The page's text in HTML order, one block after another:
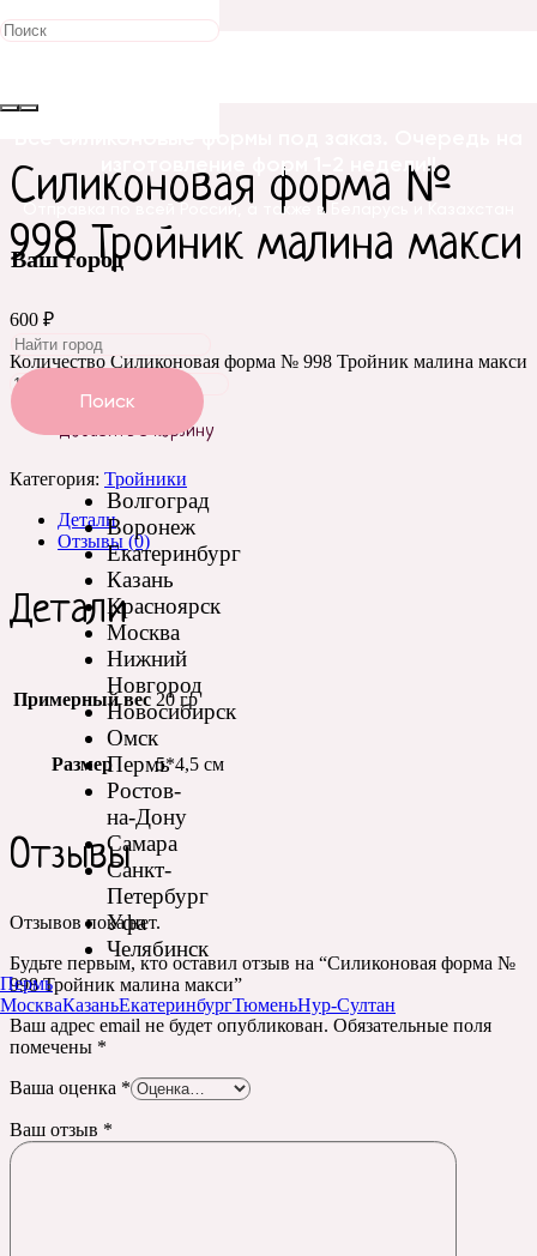
изготовление форм 1-2 недели!!
Отправка по всей России, а также в Беларусь и Казахстан
Ваш город
Поиск
Волгоград
Воронеж
Екатеринбург
Казань
Красноярск
Москва
Нижний
Новгород
Новосибирск
Омск
Пермь
Ростов-
на-Дону
Самара
Санкт-
Петербург
Уфа
Челябинск
Пермь
МоскваКазаньЕкатеринбургТюменьНур-Султан
Тройник малина макси
Силиконовая форма №
998 Тройник малина макси
600 ₽
Количество Силиконовая форма № 998 Тройник малина макси
Добавить в корзину
Категория: Тройники
Детали
Отзывы (0)
Детали
Примерный вес 20 гр
Размер 5*4,5 см
Отзывы
Отзывов пока нет.
Будьте первым, кто оставил отзыв на “Силиконовая форма №
998 Тройник малина макси”
Ваш адрес email не будет опубликован. Обязательные поля
помечены *
Ваша оценка *
Ваш отзыв *